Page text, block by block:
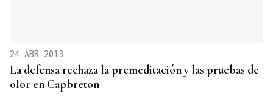
24 ABR 2013
La defensa rechaza la premeditación y las pruebas de
olor en Capbreton